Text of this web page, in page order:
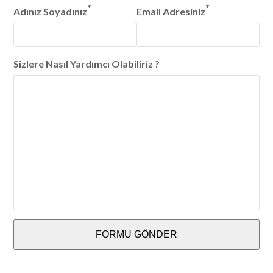
Adınız Soyadınız* Email Adresiniz*
Sizlere Nasıl Yardımcı Olabiliriz ?
FORMU GÖNDER